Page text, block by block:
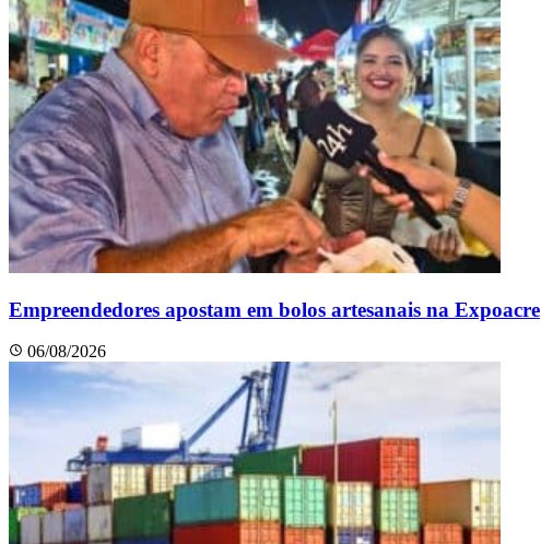
Empreendedores apostam em bolos artesanais na Expoacre
06/08/2026